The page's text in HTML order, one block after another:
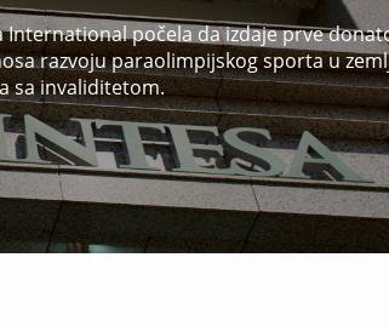
počela da izdaje prve
razvoju paraolimpijskog sporta u
sa invaliditetom.